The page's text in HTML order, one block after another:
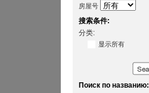
房屋号
搜索条件:
分类:
显示所有
Поиск по названию: